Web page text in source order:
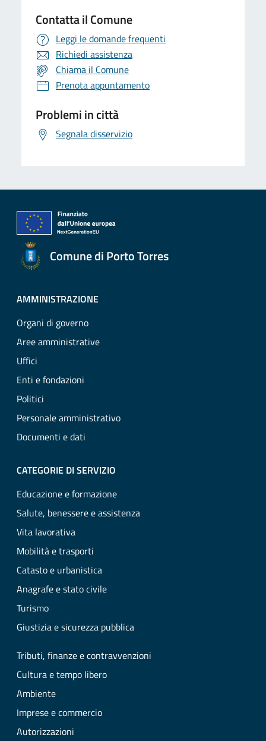
Contatta il Comune
Leggi le domande frequenti
Richiedi assistenza
Chiama il Comune
Prenota appuntamento
Problemi in città
Segnala disservizio
Comune di Porto Torres
AMMINISTRAZIONE
Organi di governo
Aree amministrative
Uffici
Enti e fondazioni
Politici
Personale amministrativo
Documenti e dati
CATEGORIE DI SERVIZIO
Educazione e formazione
Salute, benessere e assistenza
Vita lavorativa
Mobilità e trasporti
Catasto e urbanistica
Anagrafe e stato civile
Turismo
Giustizia e sicurezza pubblica
Tributi, finanze e contravvenzioni
Cultura e tempo libero
Ambiente
Imprese e commercio
Autorizzazioni